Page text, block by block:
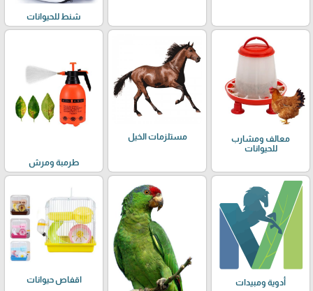
شنط للحيوانات
معالف ومشارب
للحيوانات
مستلزمات الخيل
طرمبة ومرش
أدوية ومبيدات اقفاص حيوانات